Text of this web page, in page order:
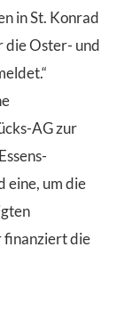
in St. Konrad
die Oster- und
AG zur
eine, um die
finanziert die